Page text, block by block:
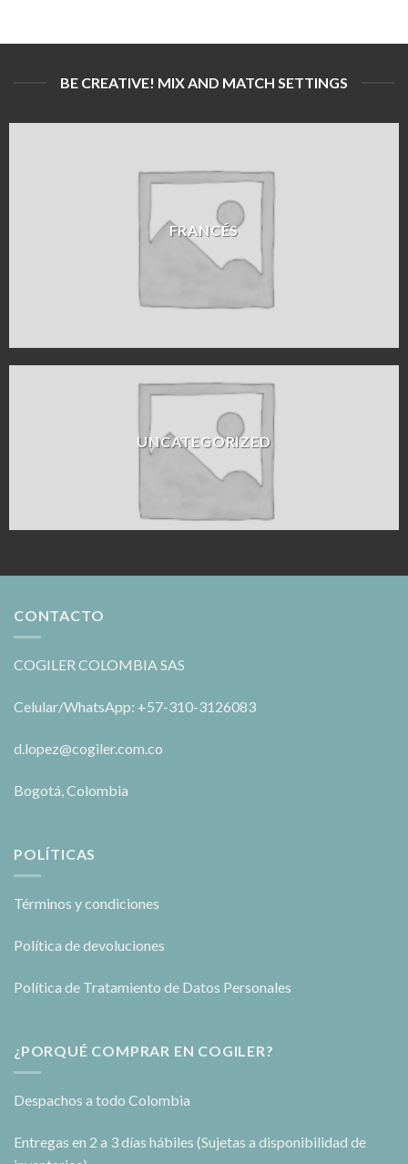
BE CREATIVE! MIX AND MATCH SETTINGS
FRANCÉS
UNCATEGORIZED
CONTACTO
COGILER COLOMBIA SAS
Celular/WhatsApp: +57-310-3126083
d.lopez@cogiler.com.co
Bogotá, Colombia
POLÍTICAS
Términos y condiciones
Política de devoluciones
Política de Tratamiento de Datos Personales
¿PORQUÉ COMPRAR EN COGILER?
Despachos a todo Colombia
Entregas en 2 a 3 días hábiles (Sujetas a disponibilidad de